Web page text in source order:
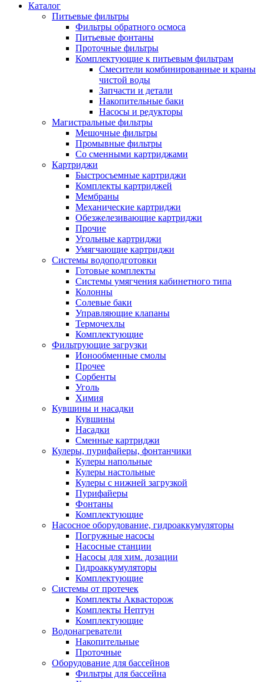
Каталог
Питьевые фильтры
Фильтры обратного осмоса
Питьевые фонтаны
Проточные фильтры
Комплектующие к питьевым фильтрам
Смесители комбинированные и краны
чистой воды
Запчасти и детали
Накопительные баки
Насосы и редукторы
Магистральные фильтры
Мешочные фильтры
Промывные фильтры
Со сменными картриджами
Картриджи
Быстросъемные картриджи
Комплекты картриджей
Мембраны
Механические картриджи
Обезжелезивающие картриджи
Прочие
Угольные картриджи
Умягчающие картриджи
Системы водоподготовки
Готовые комплекты
Системы умягчения кабинетного типа
Колонны
Солевые баки
Управляющие клапаны
Термочехлы
Комплектующие
Фильтрующие загрузки
Ионообменные смолы
Прочее
Сорбенты
Уголь
Химия
Кувшины и насадки
Кувшины
Насадки
Сменные картриджи
Кулеры, пурифайеры, фонтанчики
Кулеры напольные
Кулеры настольные
Кулеры с нижней загрузкой
Пурифайеры
Фонтаны
Комплектующие
Насосное оборудование, гидроаккумуляторы
Погружные насосы
Насосные станции
Насосы для хим. дозации
Гидроаккумуляторы
Комплектующие
Системы от протечек
Комплекты Аквасторож
Комплекты Нептун
Комплектующие
Водонагреватели
Накопительные
Проточные
Оборудование для бассейнов
Фильтры для бассейна